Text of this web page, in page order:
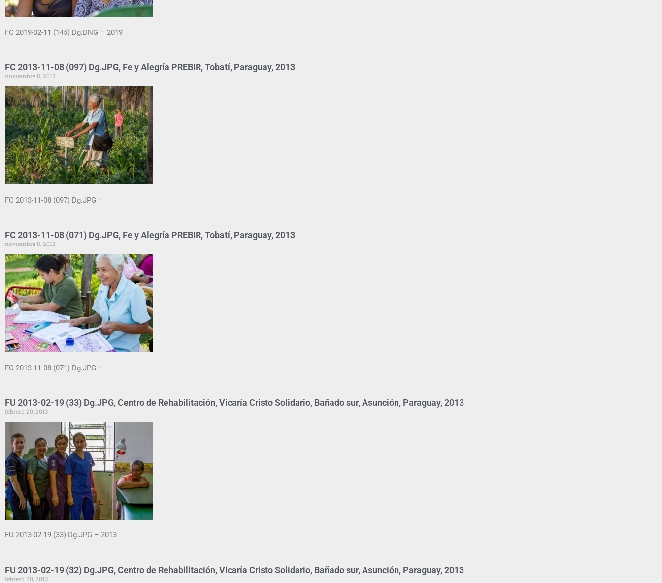
FC 2019-02-11 (145) Dg.DNG – 2019
FC 2013-11-08 (097) Dg.JPG, Fe y Alegría PREBIR, Tobatí, Paraguay, 2013
noviembre 8, 2013
FC 2013-11-08 (097) Dg.JPG –
FC 2013-11-08 (071) Dg.JPG, Fe y Alegría PREBIR, Tobatí, Paraguay, 2013
noviembre 8, 2013
FC 2013-11-08 (071) Dg.JPG –
FU 2013-02-19 (33) Dg.JPG, Centro de Rehabilitación, Vicaría Cristo Solidario, Bañado sur, Asunción, Paraguay, 2013
febrero 20, 2013
FU 2013-02-19 (33) Dg.JPG – 2013
FU 2013-02-19 (32) Dg.JPG, Centro de Rehabilitación, Vicaría Cristo Solidario, Bañado sur, Asunción, Paraguay, 2013
febrero 20, 2013